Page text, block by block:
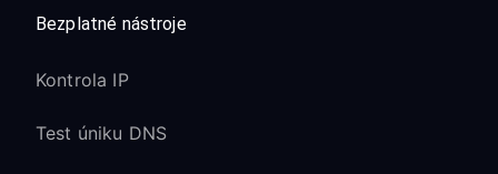
Bezplatné nástroje
Kontrola IP
Test úniku DNS